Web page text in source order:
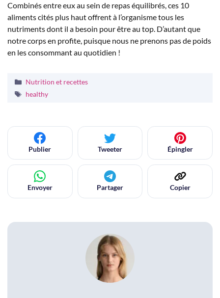
Combinés entre eux au sein de repas équilibrés, ces 10
aliments cités plus haut offrent à l’organisme tous les
nutriments dont il a besoin pour être au top. D’autant que
notre corps en profite, puisque nous ne prenons pas de poids
en les consommant au quotidien !
Catégories
Nutrition et recettes
Étiquettes
healthy
Publier Tweeter Épingler
Envoyer Partager Copier